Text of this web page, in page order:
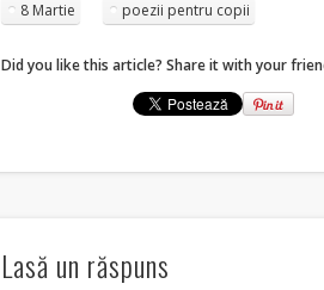
8 Martie poezii pentru copii
Did you like this article? Share it with your
Lasă un răspuns